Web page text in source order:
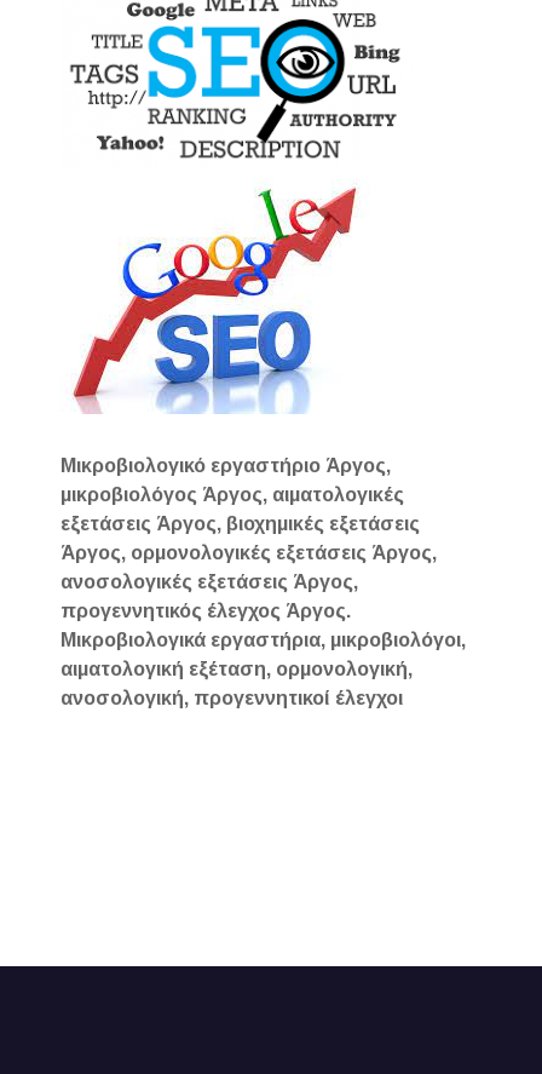
Μικροβιολογικό εργαστήριο Άργος,
μικροβιολόγος Άργος, αιματολογικές
εξετάσεις Άργος, βιοχημικές εξετάσεις
Άργος, ορμονολογικές εξετάσεις Άργος,
ανοσολογικές εξετάσεις Άργος,
προγεννητικός έλεγχος Άργος.
Μικροβιολογικά εργαστήρια, μικροβιολόγοι,
αιματολογική εξέταση, ορμονολογική,
ανοσολογική, προγεννητικοί έλεγχοι